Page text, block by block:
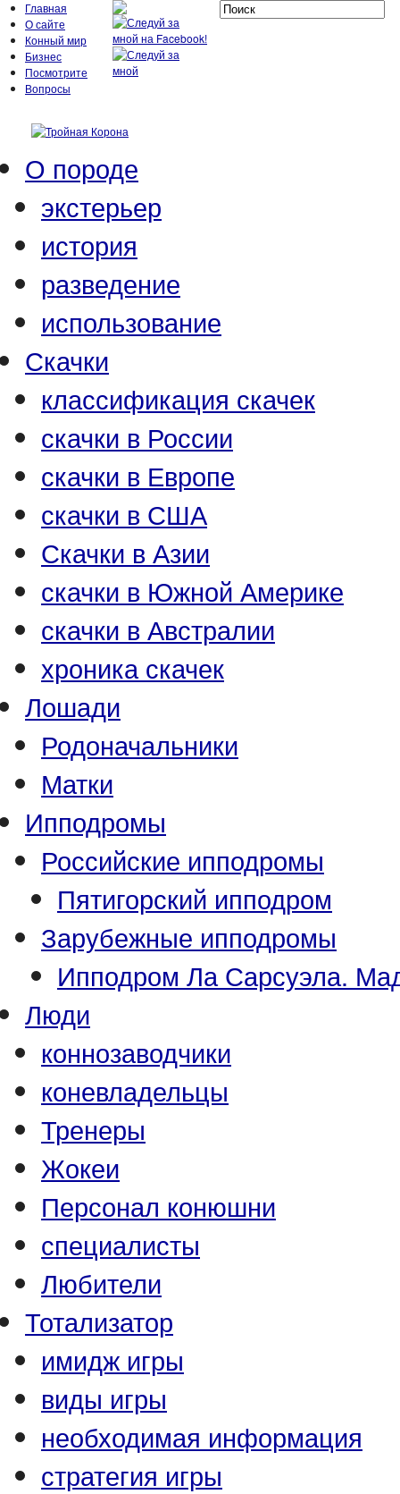
Главная
О сайте
Конный мир
Бизнес
Посмотрите
Вопросы
О породе
экстерьер
история
разведение
использование
Скачки
классификация скачек
скачки в России
скачки в Европе
скачки в США
Скачки в Азии
скачки в Южной Америке
скачки в Австралии
хроника скачек
Лошади
Родоначальники
Матки
Ипподромы
Российские ипподромы
Пятигорский ипподром
Зарубежные ипподромы
Ипподром Ла Сарсуэла.
Люди
коннозаводчики
коневладельцы
Тренеры
Жокеи
Персонал конюшни
специалисты
Любители
Тотализатор
имидж игры
виды игры
необходимая информация
стратегия игры